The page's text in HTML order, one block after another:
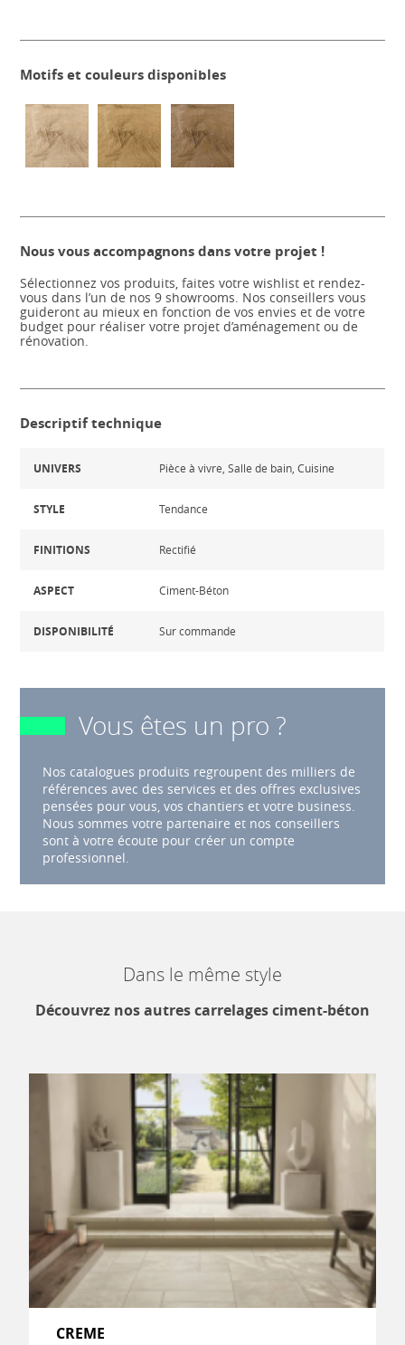
Motifs et couleurs disponibles
Nous vous accompagnons dans votre projet !
Sélectionnez vos produits, faites votre wishlist et rendez-
vous dans l’un de nos 9 showrooms. Nos conseillers vous
guideront au mieux en fonction de vos envies et de votre
budget pour réaliser votre projet d’aménagement ou de
rénovation.
Descriptif technique
UNIVERS Pièce à vivre, Salle de bain, Cuisine
STYLE Tendance
FINITIONS Rectifié
ASPECT Ciment-Béton
DISPONIBILITÉ Sur commande
Vous êtes un pro ?
Nos catalogues produits regroupent des milliers de
références avec des services et des offres exclusives
pensées pour vous, vos chantiers et votre business.
Nous sommes votre partenaire et nos conseillers
sont à votre écoute pour créer un compte
professionnel.
Dans le même style
Découvrez nos autres carrelages ciment-béton
CREME